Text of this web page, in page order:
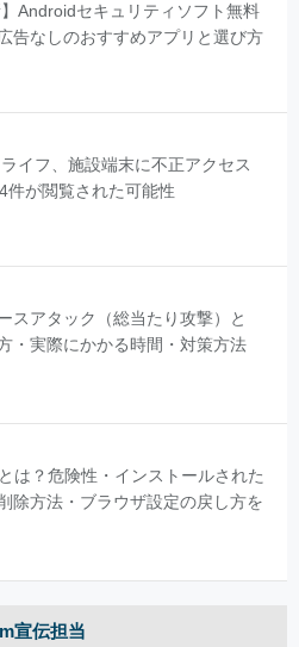
】Androidセキュリティソフト無料
告なしのおすすめアプリと選び方
イフ、施設端末に不正アクセス
件が閲覧された可能性
スアタック（総当たり攻撃）と
・実際にかかる時間・対策方法
は？危険性・インストールされた
除方法・ブラウザ設定の戻し方を
宣伝担当